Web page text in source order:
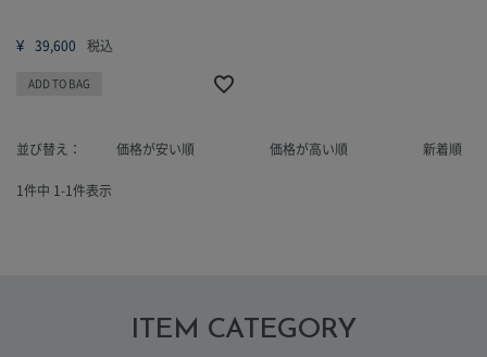
¥ 39,600 税込
ADD TO BAG
並び替え 価格が安い順 価格が高い順 新着順
1件中 1-1件表示
ITEM CATEGORY